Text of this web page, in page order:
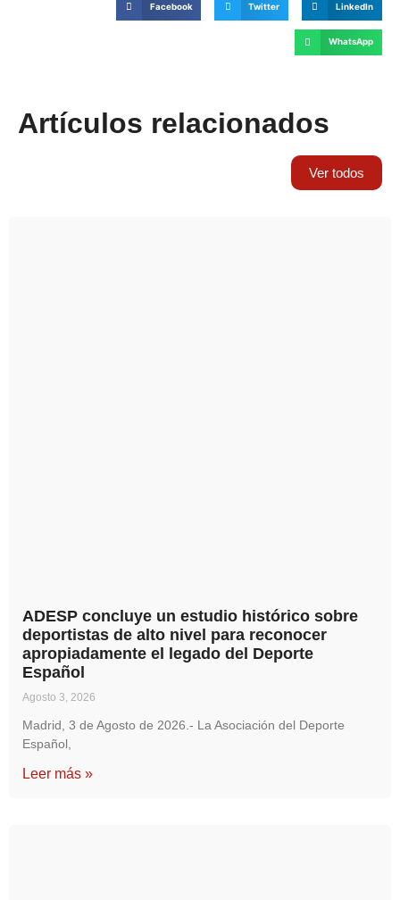
Facebook Twitter LinkedIn
WhatsApp
Artículos relacionados
Ver todos
ADESP concluye un estudio histórico sobre
deportistas de alto nivel para reconocer
apropiadamente el legado del Deporte
Español
Agosto 3, 2026
Madrid, 3 de Agosto de 2026.- La Asociación del Deporte
Español,
Leer más »